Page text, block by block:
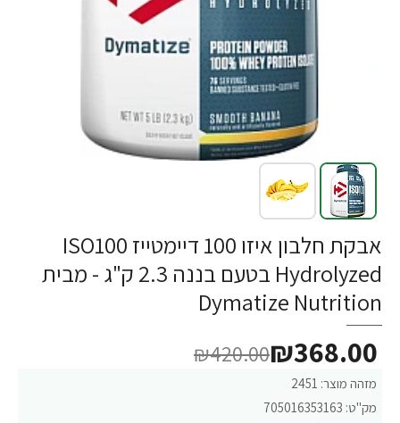
-12%
אבקת חלבון איזו 100 דיימטייז ISO100
Hydrolyzed בטעם בננה 2.3 ק"ג - מבית
Dymatize Nutrition
מזהה מוצר: 2451
מק"ט: 705016353163
₪368.00
₪420.00